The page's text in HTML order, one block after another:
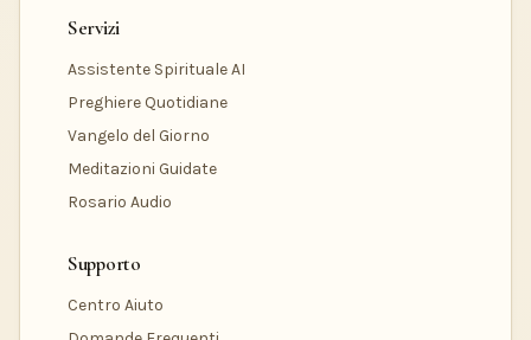
Servizi
Assistente Spirituale AI
Preghiere Quotidiane
Vangelo del Giorno
Meditazioni Guidate
Rosario Audio
Supporto
Centro Aiuto